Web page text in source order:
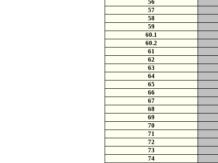
56
57
58
59
60.1
60.2
61
62
63
64
65
66
67
68
69
70
71
72
73
74